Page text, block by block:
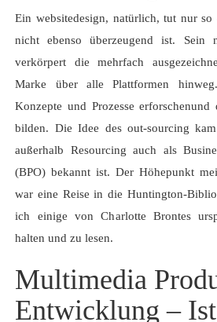
Ein websitedesign, natürlich, tut nur
nicht ebenso überzeugend ist. Sein
verkörpert die mehrfach
Marke über alle Plattformen
Konzepte und Prozesse
bilden. Die Idee des out-sourcing
außerhalb Resourcing auch als
(BPO) bekannt ist. Der Höhepunkt
war eine Reise in die Huntington-
ich einige von Charlotte Brontes
halten und zu lesen.
Multimedia
Entwicklung –